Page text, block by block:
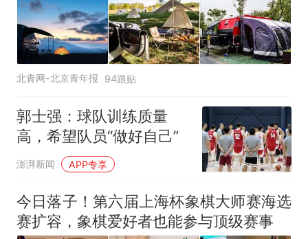
北青网-北京青年报 94跟贴
郭士强：球队训练质量
高，希望队员“做好自己”
澎湃新闻 APP专享
今日落子！第六届上海杯象棋大师赛海选
赛扩容，象棋爱好者也能参与顶级赛事